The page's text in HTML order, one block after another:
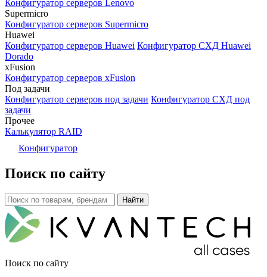
Конфигуратор серверов Lenovo
Supermicro
Конфигуратор серверов Supermicro
Huawei
Конфигуратор серверов Huawei Конфигуратор СХД Huawei
Dorado
xFusion
Конфигуратор серверов xFusion
Под задачи
Конфигуратор серверов под задачи Конфигуратор СХД под
задачи
Прочее
Калькулятор RAID
Конфигуратор
Поиск по сайту
Поиск по сайту